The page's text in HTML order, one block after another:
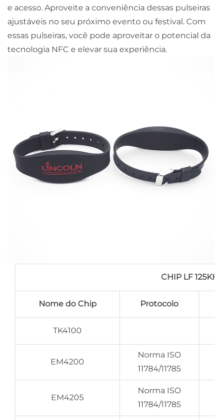
e acesso. Aproveite a conveniência dessas pulseiras
ajustáveis no seu próximo evento ou festival. Com
essas pulseiras, você pode aproveitar o potencial da
tecnologia NFC e elevar sua experiência.
CHIP LF
Nome do Chip Protocolo
TK4100
EM4200
Norma ISO
11784/11785
EM4205
Norma ISO
11784/11785